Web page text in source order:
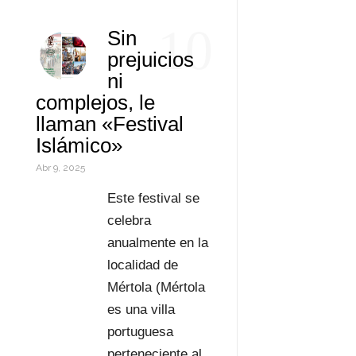
I
n
A
p
p
e
r
e
i
l
r
d
P
s
o
m
p
t
r
10
Sin
prejuicios
ni
complejos, le
llaman «Festival
Islámico»
Abr 9, 2025
Este festival se
celebra
anualmente en la
localidad de
Mértola (Mértola
es una villa
portuguesa